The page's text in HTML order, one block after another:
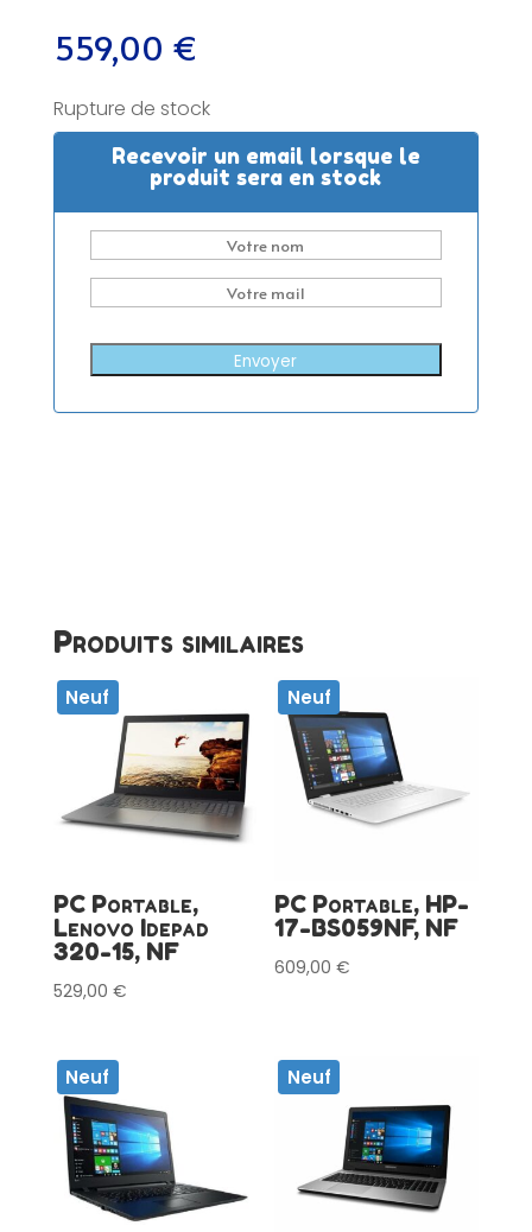
559,00 €
Rupture de stock
Recevoir un email lorsque le
produit sera en stock
Envoyer
Produits similaires
Neuf
PC Portable,
Lenovo Idepad
320-15, NF
529,00 €
Neuf
PC Portable, HP-
17-BS059NF, NF
609,00€
Neuf Neuf